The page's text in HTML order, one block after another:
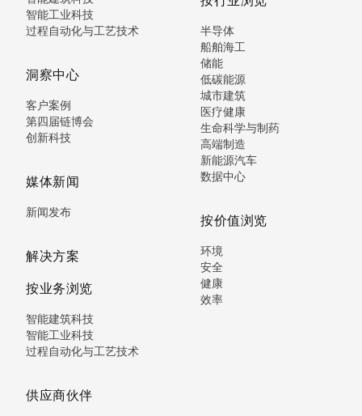
智能工业科技
过程自动化与工艺技术
洞察中心
客户案例
第四届链博会
创新科技
媒体新闻
新闻发布
解决方案
按业务浏览
智能建筑科技
智能工业科技
过程自动化与工艺技术
供应商伙伴
半导体
船舶海工
储能
低碳能源
城市建筑
医疗健康
生命科学与制药
高端制造
新能源汽车
数据中心
按价值浏览
环境
安全
健康
效率